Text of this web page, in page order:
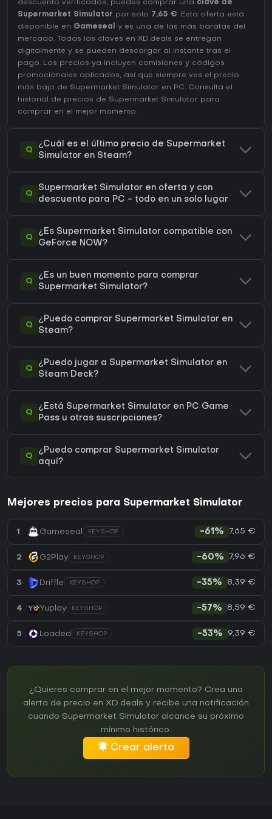
descuento verificados, puedes comprar una clave de
Supermarket Simulator por solo 7,65 €. Esta oferta está
disponible en Gameseal
y es una de las más baratas del
mercado. Todas las claves en XD.deals se entregan
digitalmente y se pueden descargar al instante tras el
pago. Los precios ya incluyen comisiones y códigos
promocionales aplicados, así que siempre ves el precio
más bajo de Supermarket Simulator en PC. Consulta el
historial de precios de Supermarket Simulator para
comprar en el mejor momento.
Q
¿Cuál es el último precio de Supermarket
Simulator en Steam?
Q
Supermarket Simulator en oferta y con
descuento para PC - todo en un solo lugar
Q
¿Es Supermarket Simulator compatible con
GeForce NOW?
Q
¿Es un buen momento para comprar
Supermarket Simulator?
Q
¿Puedo comprar Supermarket Simulator en
Steam?
Q
¿Puedo jugar a Supermarket Simulator en
Steam Deck?
Q
¿Está Supermarket Simulator en PC Game
Pass u otras suscripciones?
Q
¿Puedo comprar Supermarket Simulator
aquí?
Mejores precios para Supermarket Simulator
1 Gameseal KEYSHOP -61% 7,65 €
2 G2Play KEYSHOP -60% 7,96 €
3 Driffle KEYSHOP -35% 8,39 €
4 Yuplay KEYSHOP -57% 8,59 €
5 Loaded KEYSHOP -53% 9,39 €
¿Quieres comprar en el mejor momento? Crea una
alerta de precio en XD.deals y recibe una notificación
cuando Supermarket Simulator alcance su próximo
mínimo histórico.
Crear alerta